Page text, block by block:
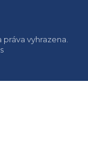
práva vyhrazena.